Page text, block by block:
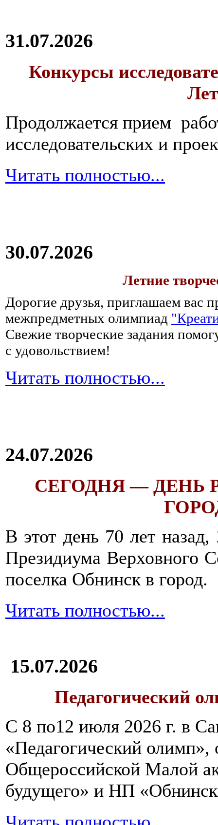
31.07.2026
Конкурсы
Продолжается прием
исследовательских и
Читать полностью...
30.07.2026
Летние
Дорогие друзья, приглашаем вас
межпредметных олимпиад
Свежие творческие задания
с удовольствием!
Читать полностью...
24.07.2026
СЕГОДНЯ — ДЕНЬ
В этот день 70 лет
Президиума Верховного
поселка Обнинск в город.
Читать полностью...
15.07.2026
Педагогический
С 8 по12 июля 2026 г. в
«Педагогический олимп»,
Общероссийской Малой
будущего» и НП